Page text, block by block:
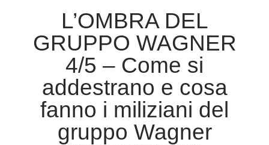
Archivio
Categorie
Categorie
L’OMBRA DEL
GRUPPO WAGNER
4/5 – Come si
addestrano e cosa
fanno i miliziani del
gruppo Wagner